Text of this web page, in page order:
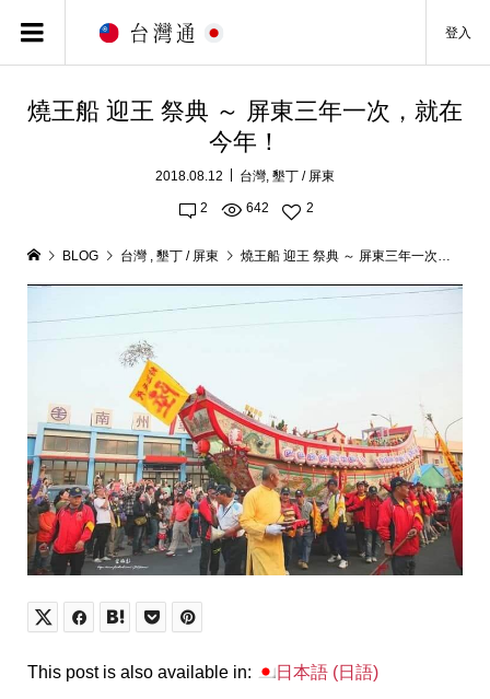
登入
燒王船 迎王 祭典 ～ 屏東三年一次，就在
今年！
2018.08.12 台灣, 墾丁 / 屏東
2 642 2
BLOG 台灣 , 墾丁 / 屏東 燒王船 迎王 祭典 ～ 屏東三年一次，就在今年！
This post is also available in: 日本語(日語)